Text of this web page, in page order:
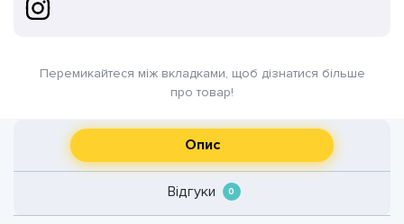
Перемикайтеся між вкладками, щоб дізнатися більше
про товар!
Опис
Відгуки 0